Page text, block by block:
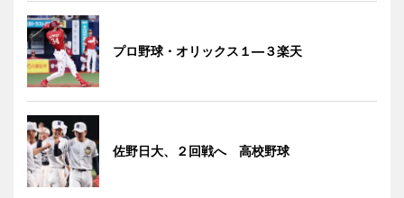
プロ野球・オリックス１―３楽天
佐野日大、２回戦へ 高校野球